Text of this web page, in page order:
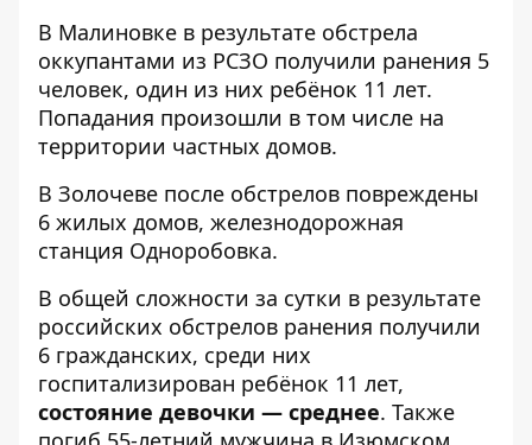
В Малиновке в результате обстрела
оккупантами из РСЗО получили ранения 5
человек, один из них ребёнок 11 лет.
Попадания произошли в том числе на
территории частных домов.
В Золочеве после обстрелов повреждены
6 жилых домов, железнодорожная
станция Одноробовка.
В общей сложности за сутки в результате
российских обстрелов ранения получили
6 гражданских, среди них
госпитализирован ребёнок 11 лет,
состояние девочки — среднее. Также